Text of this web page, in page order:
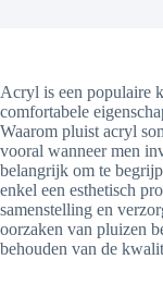
Acryl is een populaire
comfortabele
Waarom pluist acryl
vooral wanneer men
belangrijk om te
enkel een esthetisch
samenstelling en
oorzaken van pluizen
behouden van de